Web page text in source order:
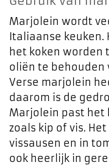
Marjolein wordt
Italiaanse keuken.
het koken worden
oliën te behouden
Verse marjolein
daarom is de
Marjolein past het
zoals kip of vis.
vissausen en in
ook heerlijk in